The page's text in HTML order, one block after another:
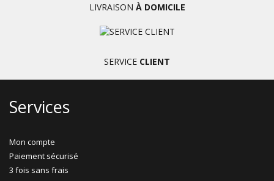
LIVRAISON À DOMICILE
SERVICE CLIENT
Services
Mon compte
Paiement sécurisé
3 fois sans frais